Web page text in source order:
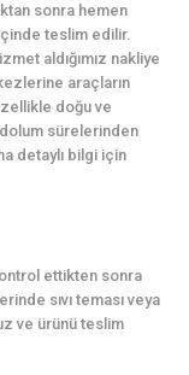
sonra hemen
teslim edilir.
aldığımız nakliye
araçların
doğu ve
sürelerinden
detaylı bilgi için
ettikten sonra
sıvı teması veya
ve ürünü teslim